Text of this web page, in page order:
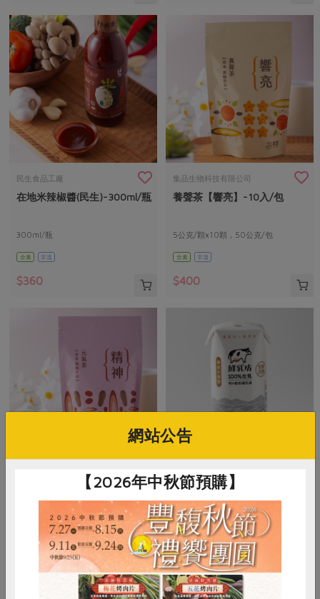
民生食品工廠
在地米辣椒醬(民生)-300ml/瓶
300ml/瓶
全素 常溫
$360
集品生物科技有限公司
養聲茶【響亮】-10入/包
5公克/顆x10顆，50公克/包
全素 常溫
$400
元氣茶【精神】-10入/包
5公克/顆x10顆，50公克/包
常溫
$480
鮮乳坊100%生乳保久乳
200毫升/瓶
奶素 常溫
$38
網站公告
【2026年中秋節預購】